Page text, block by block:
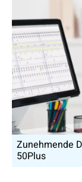
Zunehmende
50Plus